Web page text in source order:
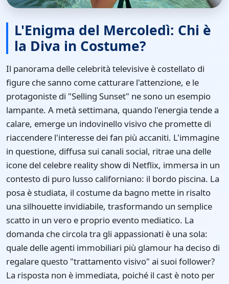
L'Enigma del Mercoledì: Chi è
la Diva in Costume?
Il panorama delle celebrità televisive è costellato di
figure che sanno come catturare l'attenzione, e le
protagoniste di "Selling Sunset" ne sono un esempio
lampante. A metà settimana, quando l'energia tende a
calare, emerge un indovinello visivo che promette di
riaccendere l'interesse dei fan più accaniti. L'immagine
in questione, diffusa sui canali social, ritrae una delle
icone del celebre reality show di Netflix, immersa in un
contesto di puro lusso californiano: il bordo piscina. La
posa è studiata, il costume da bagno mette in risalto
una silhouette invidiabile, trasformando un semplice
scatto in un vero e proprio evento mediatico. La
domanda che circola tra gli appassionati è una sola:
quale delle agenti immobiliari più glamour ha deciso di
regalare questo "trattamento visivo" ai suoi follower?
La risposta non è immediata, poiché il cast è noto per